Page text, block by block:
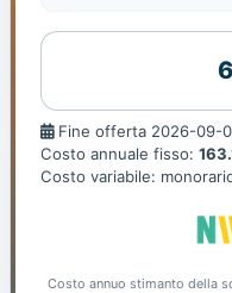
Fine
offerta
Fine offerta 2026-09-
Costo annuale fisso:
Costo variabile:
Costo annuo stimanto della